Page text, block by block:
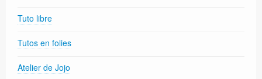
Tuto libre
Tutos en folies
Atelier de Jojo